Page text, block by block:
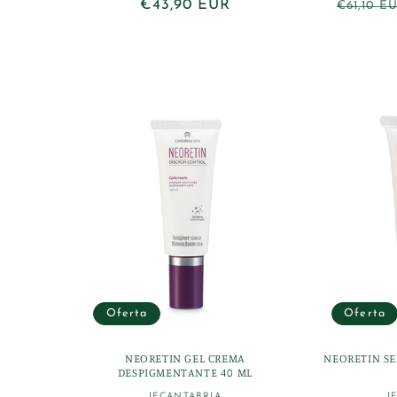
Precio
€43,90 EUR
Precio
€61,10
Oferta
NEORETIN GEL CREMA
DESPIGMENTANTE 40 ML
Oferta
NEORETIN